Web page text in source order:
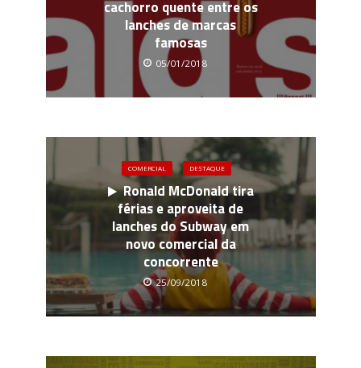
cachorro quente entre os
lanches de marcas
famosas
05/01/2018
COMERCIAL DESTAQUE
Ronald McDonald tira
férias e aproveita de
lanches do Subway em
novo comercial da
concorrente
25/09/2018